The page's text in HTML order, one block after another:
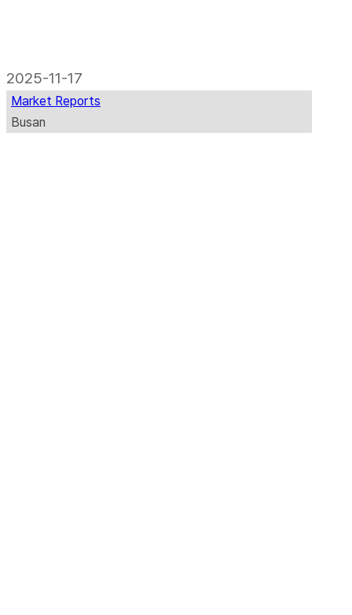
2025-11-17
Market Reports
Busan